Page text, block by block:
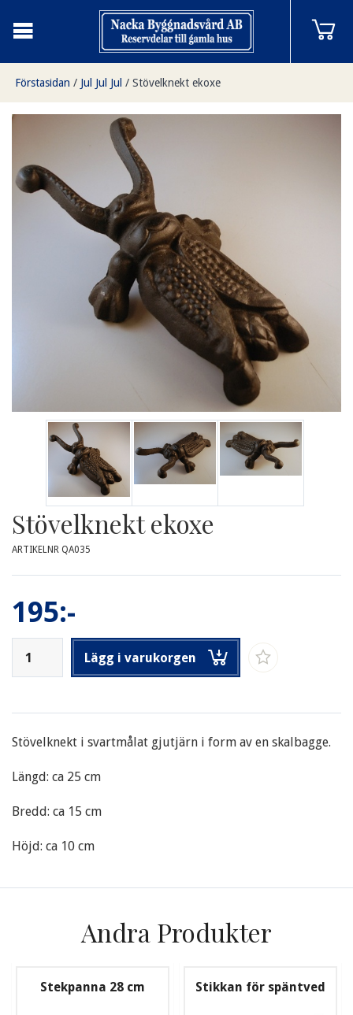
Förstasidan / Jul Jul Jul / Stövelknekt ekoxe
Stövelknekt ekoxe
ARTIKELNR QA035
195:-
Lägg i varukorgen
Stövelknekt i svartmålat gjutjärn i form av en skalbagge.
Längd: ca 25 cm
Bredd: ca 15 cm
Höjd: ca 10 cm
Andra Produkter
Stekpanna 28 cm Stikkan för späntved